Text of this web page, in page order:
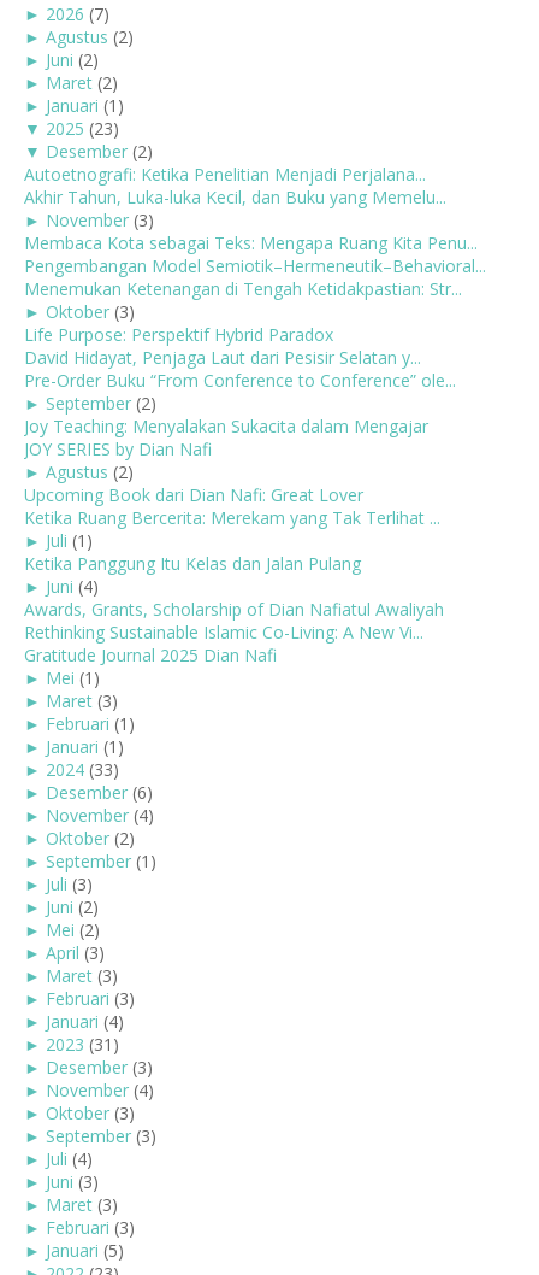
► 2026 (7)
► Agustus (2)
► Juni (2)
► Maret (2)
► Januari (1)
▼ 2025 (23)
▼ Desember (2)
Autoetnografi: Ketika Penelitian Menjadi Perjalana...
Akhir Tahun, Luka-luka Kecil, dan Buku yang Memelu...
► November (3)
Membaca Kota sebagai Teks: Mengapa Ruang Kita Penu...
Pengembangan Model Semiotik–Hermeneutik–Behavioral...
Menemukan Ketenangan di Tengah Ketidakpastian: Str...
► Oktober (3)
Life Purpose: Perspektif Hybrid Paradox
David Hidayat, Penjaga Laut dari Pesisir Selatan y...
Pre-Order Buku “From Conference to Conference” ole...
► September (2)
Joy Teaching: Menyalakan Sukacita dalam Mengajar
JOY SERIES by Dian Nafi
► Agustus (2)
Upcoming Book dari Dian Nafi: Great Lover
Ketika Ruang Bercerita: Merekam yang Tak Terlihat ...
► Juli (1)
Ketika Panggung Itu Kelas dan Jalan Pulang
► Juni (4)
Awards, Grants, Scholarship of Dian Nafiatul Awaliyah
Rethinking Sustainable Islamic Co-Living: A New Vi...
Gratitude Journal 2025 Dian Nafi
► Mei (1)
► Maret (3)
► Februari (1)
► Januari (1)
► 2024 (33)
► Desember (6)
► November (4)
► Oktober (2)
► September (1)
► Juli (3)
► Juni (2)
► Mei (2)
► April (3)
► Maret (3)
► Februari (3)
► Januari (4)
► 2023 (31)
► Desember (3)
► November (4)
► Oktober (3)
► September (3)
► Juli (4)
► Juni (3)
► Maret (3)
► Februari (3)
► Januari (5)